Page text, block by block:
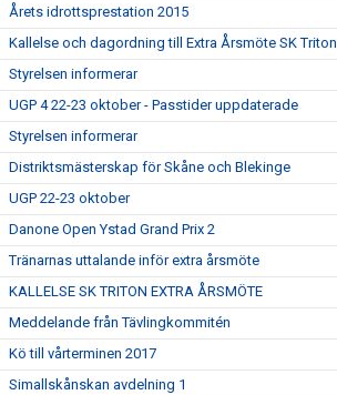
Årets idrottsprestation 2015
Kallelse och dagordning till Extra Årsmöte SK Triton
Styrelsen informerar
UGP 4 22-23 oktober - Passtider uppdaterade
Styrelsen informerar
Distriktsmästerskap för Skåne och Blekinge
UGP 22-23 oktober
Danone Open Ystad Grand Prix 2
Tränarnas uttalande inför extra årsmöte
KALLELSE SK TRITON EXTRA ÅRSMÖTE
Meddelande från Tävlingkommitén
Kö till vårterminen 2017
Simallskånskan avdelning 1